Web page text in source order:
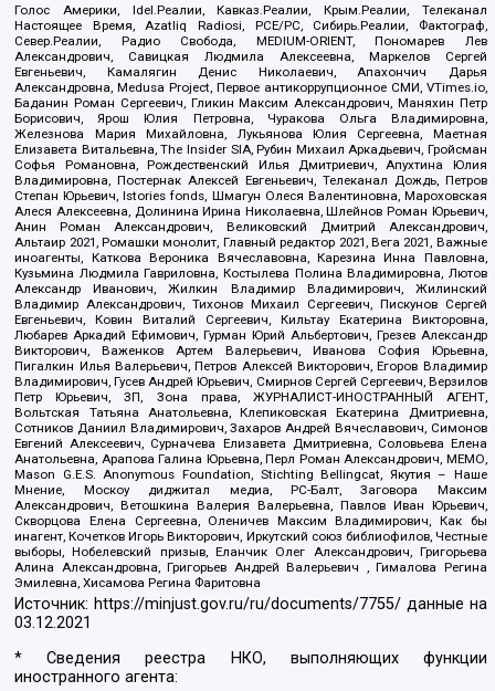
Голос Америки, Idel.Реалии, Кавказ.Реалии, Крым.Реалии, Телеканал
Настоящее Время, Azatliq Radiosi, PCE/PC, Сибирь.Реалии, Фактограф,
Север.Реалии, Радио Свобода, MEDIUM-ORIENT, Пономарев Лев
Александрович, Савицкая Людмила Алексеевна, Маркелов Сергей
Евгеньевич, Камалягин Денис Николаевич, Апахончич Дарья
Александровна, Medusa Project, Первое антикоррупционное СМИ, VTimes.io,
Баданин Роман Сергеевич, Гликин Максим Александрович, Маняхин Петр
Борисович, Ярош Юлия Петровна, Чуракова Ольга Владимировна,
Железнова Мария Михайловна, Лукьянова Юлия Сергеевна, Маетная
Елизавета Витальевна, The Insider SIA, Рубин Михаил Аркадьевич, Гройсман
Софья Романовна, Рождественский Илья Дмитриевич, Апухтина Юлия
Владимировна, Постернак Алексей Евгеньевич, Телеканал Дождь, Петров
Степан Юрьевич, Istories fonds, Шмагун Олеся Валентиновна, Мароховская
Алеся Алексеевна, Долинина Ирина Николаевна, Шлейнов Роман Юрьевич,
Анин Роман Александрович, Великовский Дмитрий Александрович,
Альтаир 2021, Ромашки монолит, Главный редактор 2021, Вега 2021, Важные
иноагенты, Каткова Вероника Вячеславовна, Карезина Инна Павловна,
Кузьмина Людмила Гавриловна, Костылева Полина Владимировна, Лютов
Александр Иванович, Жилкин Владимир Владимирович, Жилинский
Владимир Александрович, Тихонов Михаил Сергеевич, Пискунов Сергей
Евгеньевич, Ковин Виталий Сергеевич, Кильтау Екатерина Викторовна,
Любарев Аркадий Ефимович, Гурман Юрий Альбертович, Грезев Александр
Викторович, Важенков Артем Валерьевич, Иванова София Юрьевна,
Пигалкин Илья Валерьевич, Петров Алексей Викторович, Егоров Владимир
Владимирович, Гусев Андрей Юрьевич, Смирнов Сергей Сергеевич, Верзилов
Петр Юрьевич, ЗП, Зона права, ЖУРНАЛИСТ-ИНОСТРАННЫЙ АГЕНТ,
Вольтская Татьяна Анатольевна, Клепиковская Екатерина Дмитриевна,
Сотников Даниил Владимирович, Захаров Андрей Вячеславович, Симонов
Евгений Алексеевич, Сурначева Елизавета Дмитриевна, Соловьева Елена
Анатольевна, Арапова Галина Юрьевна, Перл Роман Александрович, МЕМО,
Mason G.E.S. Anonymous Foundation, Stichting Bellingcat, Якутия – Наше
Мнение, Москоу диджитал медиа, РС-Балт, Заговора Максим
Александрович, Ветошкина Валерия Валерьевна, Павлов Иван Юрьевич,
Скворцова Елена Сергеевна, Оленичев Максим Владимирович, Как бы
инагент, Кочетков Игорь Викторович, Иркутский союз библиофилов, Честные
выборы, Нобелевский призыв, Еланчик Олег Александрович, Григорьева
Алина Александровна, Григорьев Андрей Валерьевич , Гималова Регина
Эмилевна, Хисамова Регина Фаритовна
Источник: https://minjust.gov.ru/ru/documents/7755/ данные на
03.12.2021
* Сведения реестра НКО, выполняющих функции
иностранного агента: